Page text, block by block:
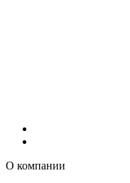
О компании